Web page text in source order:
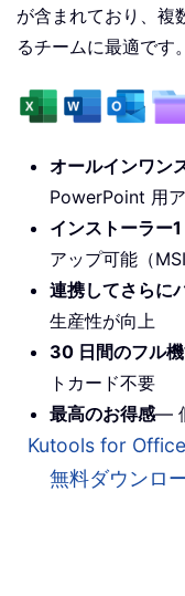
が含まれており、複
るチームに最適です。
オールインワン
PowerPoint 用
インストーラー
アップ可能（MSI
連携してさらに
生産性が向上
30 日間のフル
トカード不要
最高のお得感—
Kutools for
無料ダウンロ